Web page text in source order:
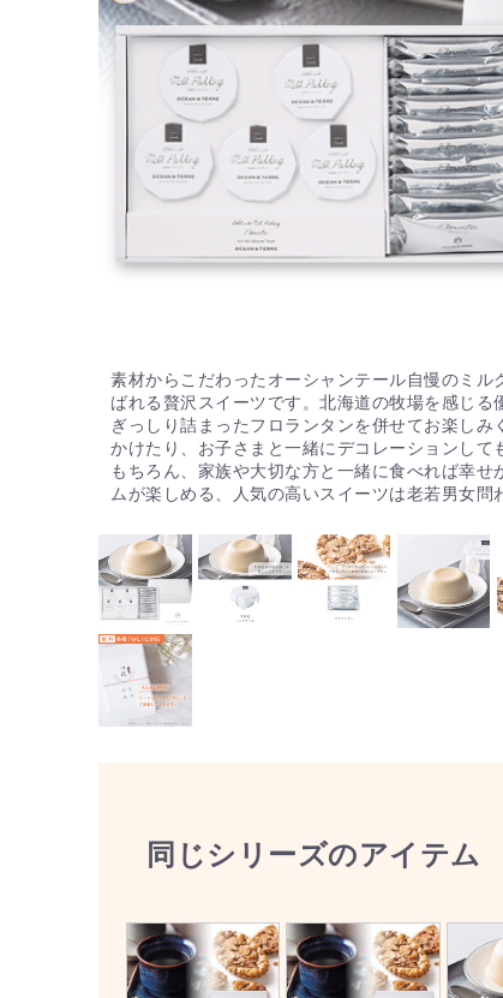
素材からこだわったオーシャンテール自慢のミ
ばれる贅沢スイーツです。北海道の牧場を感じ
ぎっしり詰まったフロランタンを併せてお楽しみ
かけたり、お子さまと一緒にデコレーションして
もちろん、家族や大切な方と一緒に食べれば幸せ
ムが楽しめる、人気の高いスイーツは老若男女問
同じシリーズのアイテム